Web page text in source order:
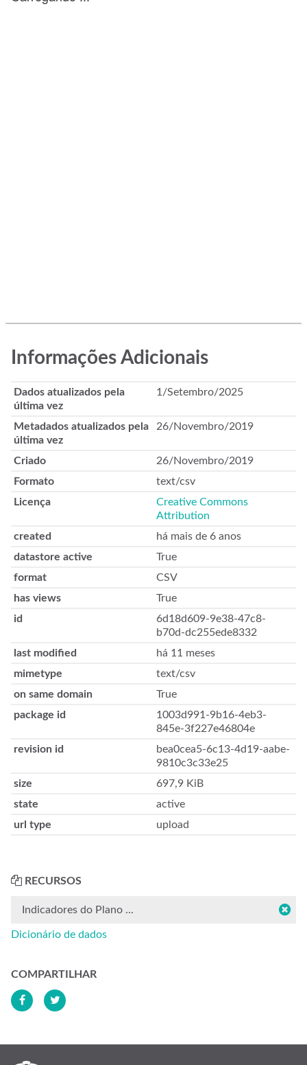
Informações Adicionais
Dados atualizados pela
última vez
1/Setembro/2025
Metadados atualizados pela
última vez
26/Novembro/2019
Criado
26/Novembro/2019
Formato
text/csv
Licença
Creative Commons
Attribution
created
há mais de 6 anos
datastore active
True
format
CSV
has views
True
id
6d18d609-9e38-47c8-
b70d-dc255ede8332
last modified
há 11 meses
mimetype
text/csv
on same domain
True
package id
1003d991-9b16-4eb3-
845e-3f227e46804e
revision id
bea0cea5-6c13-4d19-aabe-
9810c3c33e25
size
697,9 KiB
state
active
url type
upload
RECURSOS
Indicadores do Plano ...
Dicionário de dados
COMPARTILHAR